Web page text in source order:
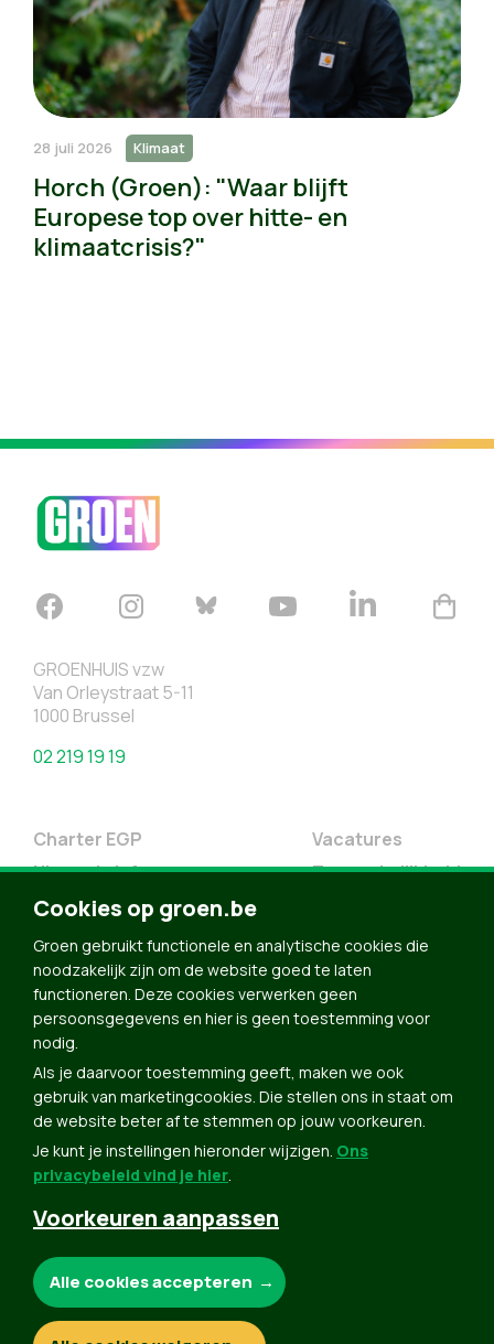
28 juli 2026 Klimaat
Horch (Groen): "Waar blijft
Europese top over hitte- en
klimaatcrisis?"
GROENHUIS vzw
Van Orleystraat 5-11
1000 Brussel
02 219 19 19
Charter EGP
Nieuwsbrief
Doe Mee
Contact
Groen in je buurt
Meldpunt
Vacatures
Toegankelijkheid
Word lid
Agenda
Bekijk kalender
Verleng je lidmaatschap
Programma oktober 2024
Programma juni 2024
Downloads
Webshop
Cookies op groen.be
Groen gebruikt functionele en analytische cookies die
noodzakelijk zijn om de website goed te laten
functioneren. Deze cookies verwerken geen
persoonsgegevens en hier is geen toestemming voor
nodig.
Als je daarvoor toestemming geeft, maken we ook
gebruik van marketingcookies. Die stellen ons in staat om
de website beter af te stemmen op jouw voorkeuren.
Je kunt je instellingen hieronder wijzigen. Ons
privacybeleid vind je hier.
Voorkeuren aanpassen
Analytische cookies:
Alle cookies accepteren